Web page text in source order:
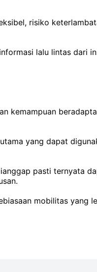
risiko
lalu lintas dari
kemampuan
yang dapat
pasti ternyata
mobilitas yang